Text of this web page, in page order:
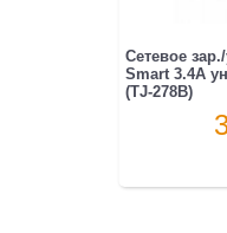
Сетевое
Smart 3.4A
(TJ-278B)